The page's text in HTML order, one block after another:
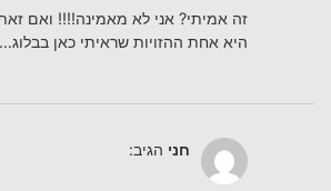
זה אמיתי? אני לא מאמינה!!!! ואם
היא אחת ההזויות שראיתי כאן בבלוג…
חני הגיב: